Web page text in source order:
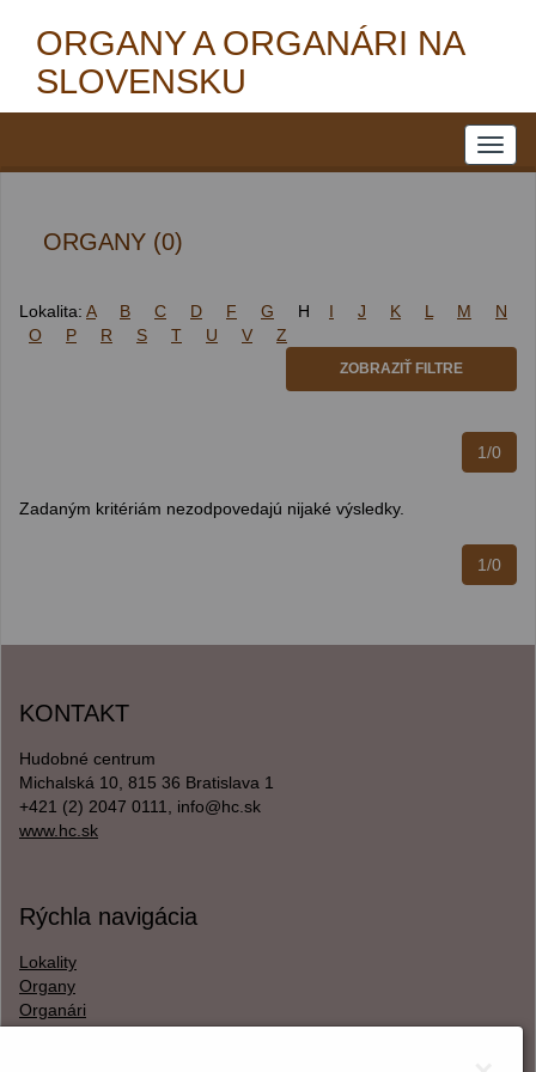
ORGANY A ORGANÁRI NA
SLOVENSKU
ORGANY (0)
Lokalita: A B C D F G H I J K L M
N
O
P R S T U V Z
ZOBRAZIŤ FILTRE
1/0
Zadaným kritériám nezodpovedajú nijaké výsledky.
1/0
KONTAKT
Hudobné centrum
Michalská 10, 815 36 Bratislava 1
+421 (2) 2047 0111, info@hc.sk
www.hc.sk
Rýchla navigácia
Lokality
Organy
Organári